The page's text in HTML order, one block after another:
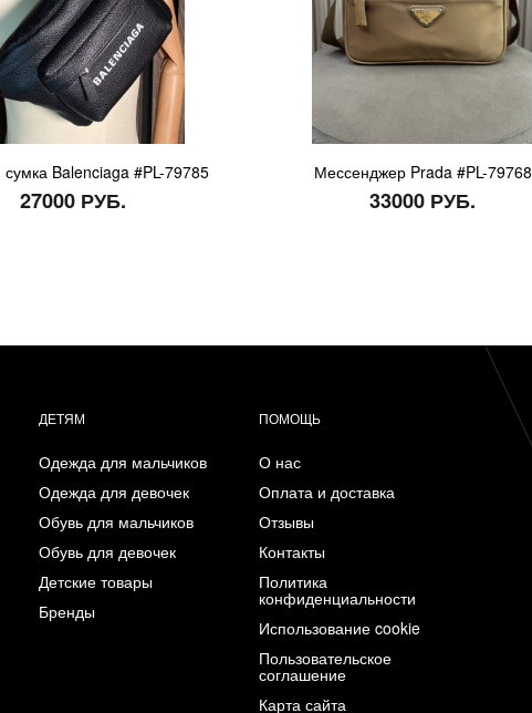
Balenciaga #PL-79785
27000 РУБ.
Мессенджер Prada #PL-79768
33000 РУБ.
ДЕТЯМ
Одежда для мальчиков
Одежда для девочек
Обувь для мальчиков
Обувь для девочек
Детские товары
Бренды
ПОМОЩЬ
О нас
Оплата и доставка
Отзывы
Контакты
Политика
конфиденциальности
Использование cookie
Пользовательское
соглашение
Карта сайта